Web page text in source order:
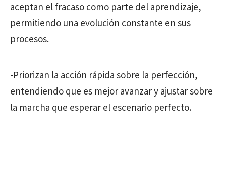
aceptan el fracaso como parte del aprendizaje,
permitiendo una evolución constante en sus
procesos.
-Priorizan la acción rápida sobre la perfección,
entendiendo que es mejor avanzar y ajustar sobre
la marcha que esperar el escenario perfecto.